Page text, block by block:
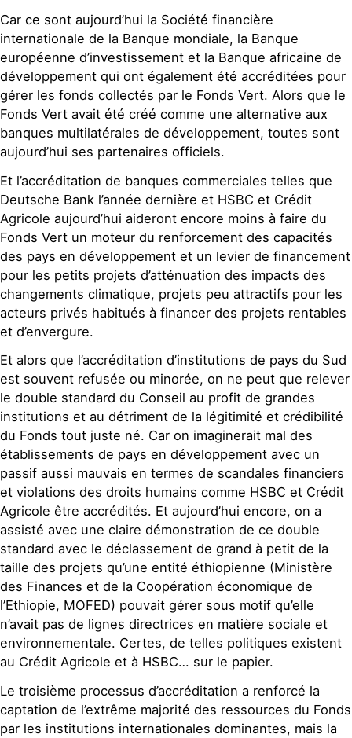
Car ce sont aujourd’hui la Société financière
internationale de la Banque mondiale, la Banque
européenne d’investissement et la Banque africaine de
développement qui ont également été accréditées pour
gérer les fonds collectés par le Fonds Vert. Alors que le
Fonds Vert avait été créé comme une alternative aux
banques multilatérales de développement, toutes sont
aujourd’hui ses partenaires officiels.
Et l’accréditation de banques commerciales telles que
Deutsche Bank l’année dernière et HSBC et Crédit
Agricole aujourd’hui aideront encore moins à faire du
Fonds Vert un moteur du renforcement des capacités
des pays en développement et un levier de financement
pour les petits projets d’atténuation des impacts des
changements climatique, projets peu attractifs pour les
acteurs privés habitués à financer des projets rentables
et d’envergure.
Et alors que l’accréditation d’institutions de pays du Sud
est souvent refusée ou minorée, on ne peut que relever
le double standard du Conseil au profit de grandes
institutions et au détriment de la légitimité et crédibilité
du Fonds tout juste né. Car on imaginerait mal des
établissements de pays en développement avec un
passif aussi mauvais en termes de scandales financiers
et violations des droits humains comme HSBC et Crédit
Agricole être accrédités. Et aujourd’hui encore, on a
assisté avec une claire démonstration de ce double
standard avec le déclassement de grand à petit de la
taille des projets qu’une entité éthiopienne (Ministère
des Finances et de la Coopération économique de
l’Ethiopie, MOFED) pouvait gérer sous motif qu’elle
n’avait pas de lignes directrices en matière sociale et
environnementale. Certes, de telles politiques existent
au Crédit Agricole et à HSBC… sur le papier.
Le troisième processus d’accréditation a renforcé la
captation de l’extrême majorité des ressources du Fonds
par les institutions internationales dominantes, mais la